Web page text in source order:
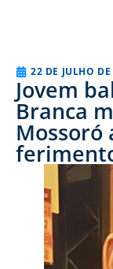
22 DE JULHO
Jovem
Branca
Mossoró